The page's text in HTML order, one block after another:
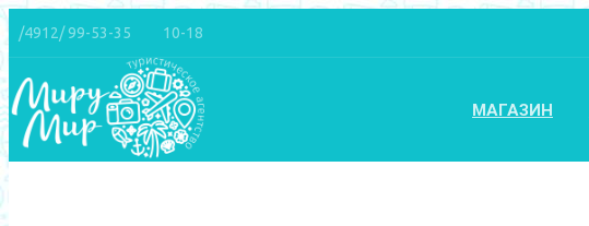
/4912/ 99-53-35 10-18
МАГАЗИН